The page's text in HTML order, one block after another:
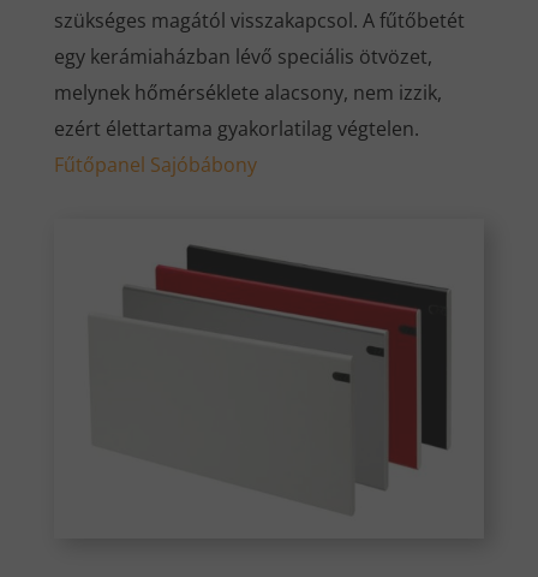
szükséges magától visszakapcsol. A fűtőbetét
egy kerámiaházban lévő speciális ötvözet,
melynek hőmérséklete alacsony, nem izzik,
ezért élettartama gyakorlatilag végtelen.
Fűtőpanel Sajóbábony